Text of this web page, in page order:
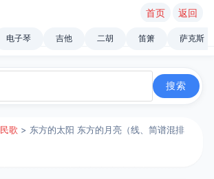
首页 返回
电子琴 吉他 二胡 笛箫 萨克斯
民歌 > 东方的太阳 东方的月亮（线、简谱混排